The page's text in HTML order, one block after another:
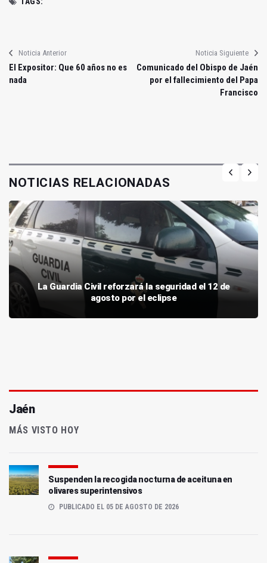
Noticia Anterior
El Expositor: Que 60 años no es
nada
Noticia Siguiente
Comunicado del Obispo de Jaén
por el fallecimiento del Papa
Francisco
NOTICIAS RELACIONADAS
La Guardia Civil reforzará la seguridad el 12 de
agosto por el eclipse
Jaén
MÁS VISTO HOY
Suspenden la recogida nocturna de aceituna en
olivares superintensivos
PUBLICADO EL 05 DE AGOSTO DE 2026